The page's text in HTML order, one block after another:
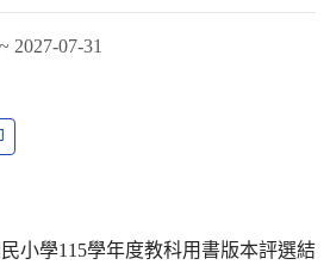
2027-07-31
小學115學年度教科用書版本評選結